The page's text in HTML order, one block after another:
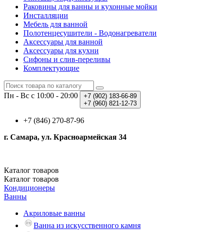
Раковины для ванны и кухонные мойки
Инсталляции
Мебель для ванной
Полотенцесушители - Водонагреватели
Аксессуары для ванной
Аксессуары для кухни
Сифоны и слив-переливы
Комплектующие
Пн - Вс с 10:00 - 20:00 +7 (902) 183-66-89
+7 (960) 821-12-73
+7 (846) 270-87-96
г. Самара, ул. Красноармейская 34
Каталог товаров
Каталог товаров
Кондиционеры
Ванны
Акриловые ванны
Ванна из искусственного камня